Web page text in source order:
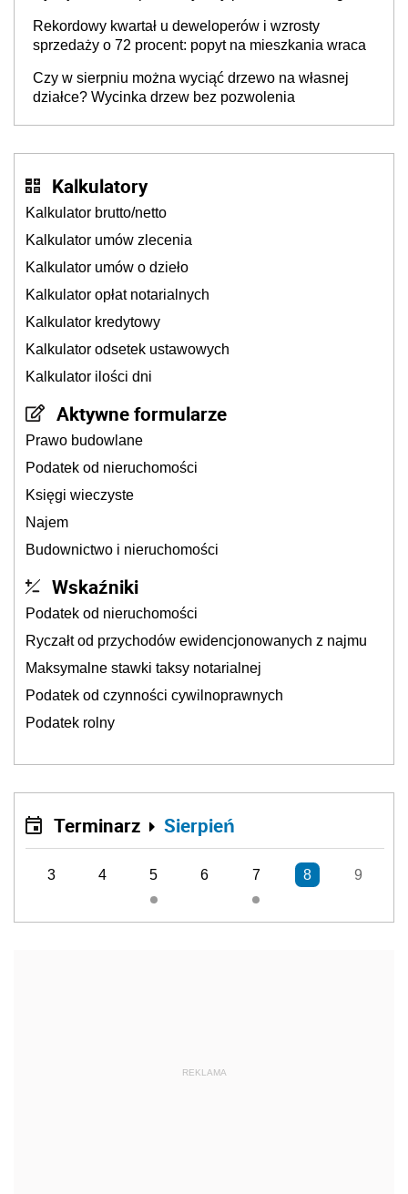
Rekordowy kwartał u deweloperów i wzrosty
sprzedaży o 72 procent: popyt na mieszkania wraca
Czy w sierpniu można wyciąć drzewo na własnej
działce? Wycinka drzew bez pozwolenia
Kalkulatory
Kalkulator brutto/netto
Kalkulator umów zlecenia
Kalkulator umów o dzieło
Kalkulator opłat notarialnych
Kalkulator kredytowy
Kalkulator odsetek ustawowych
Kalkulator ilości dni
Aktywne formularze
Prawo budowlane
Podatek od nieruchomości
Księgi wieczyste
Najem
Budownictwo i nieruchomości
Wskaźniki
Podatek od nieruchomości
Ryczałt od przychodów ewidencjonowanych z najmu
Maksymalne stawki taksy notarialnej
Podatek od czynności cywilnoprawnych
Podatek rolny
Terminarz Sierpień
3 4 5 6 7 8 9
REKLAMA